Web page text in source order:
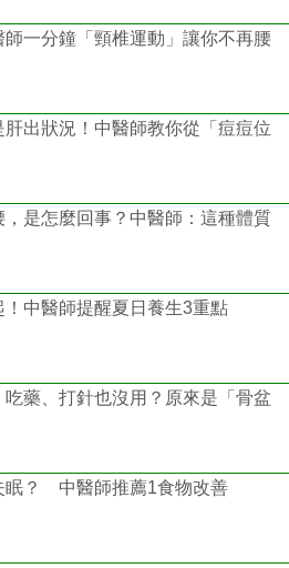
師一分鐘「頸椎運動」讓你不再腰
出狀況！中醫師教你從「痘痘位
是怎麼回事？中醫師：這種體質
！中醫師提醒夏日養生3重點
藥、打針也沒用？原來是「骨盆
眠？ 中醫師推薦1食物改善